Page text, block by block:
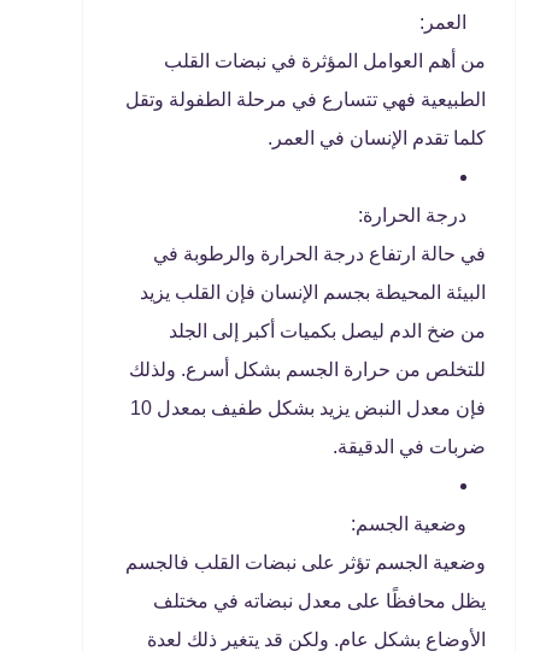
العمر:
من أهم العوامل المؤثرة في نبضات القلب
الطبيعية فهي تتسارع في مرحلة الطفولة وتقل
كلما تقدم الإنسان في العمر.
درجة الحرارة:
في حالة ارتفاع درجة الحرارة والرطوبة في
البيئة المحيطة بجسم الإنسان فإن القلب يزيد
من ضخ الدم ليصل بكميات أكبر إلى الجلد
للتخلص من حرارة الجسم بشكل أسرع. ولذلك
فإن معدل النبض يزيد بشكل طفيف بمعدل 10
ضربات في الدقيقة.
وضعية الجسم:
وضعية الجسم تؤثر على نبضات القلب فالجسم
يظل محافظًا على معدل نبضاته في مختلف
الأوضاع بشكل عام. ولكن قد يتغير ذلك لعدة